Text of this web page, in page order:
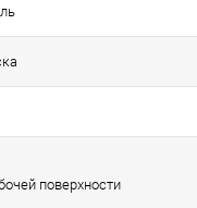
поверхности